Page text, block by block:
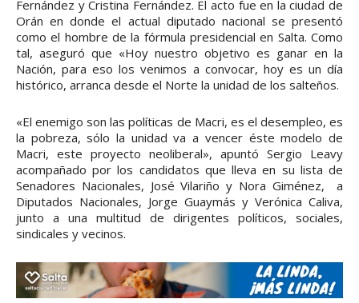
Fernández y Cristina Fernández. El acto fue en la ciudad de
Orán en donde el actual diputado nacional se presentó
como el hombre de la fórmula presidencial en Salta. Como
tal, aseguró que «Hoy nuestro objetivo es ganar en la
Nación, para eso los venimos a convocar, hoy es un día
histórico, arranca desde el Norte la unidad de los salteños.
«El enemigo son las políticas de Macri, es el desempleo, es
la pobreza, sólo la unidad va a vencer éste modelo de
Macri, este proyecto neoliberal», apuntó Sergio Leavy
acompañado por los candidatos que lleva en su lista de
Senadores Nacionales, José Vilariño y Nora Giménez, a
Diputados Nacionales, Jorge Guaymás y Verónica Caliva,
junto a una multitud de dirigentes políticos, sociales,
sindicales y vecinos.